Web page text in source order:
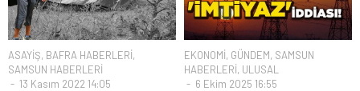
ASAYİŞ, BAFRA HABERLERİ,
SAMSUN HABERLERİ
13 Kasım 2022 14:05
EKONOMİ, GÜNDEM, SAMSUN
HABERLERİ, ULUSAL
6 Ekim 2025 16:55